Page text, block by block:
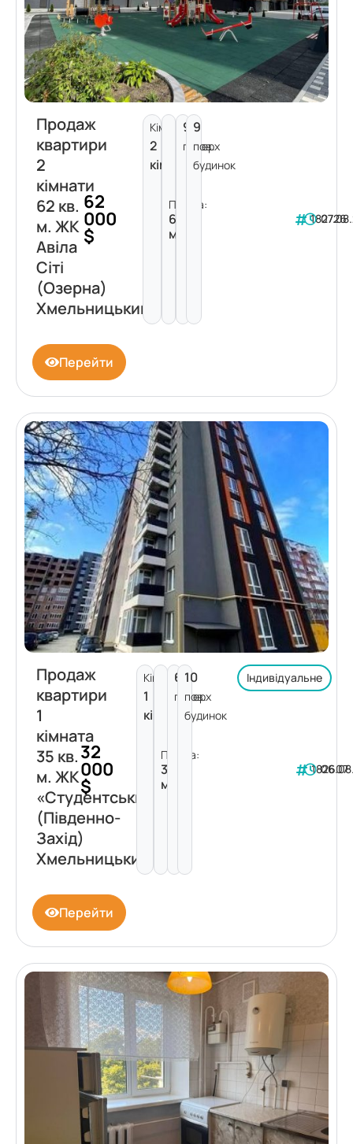
Продаж
квартири
2
кімнати
62 кв.
м. ЖК
Авіла
Сіті
(Озерна)
Хмельницький
62
000
$
Кімнат:
2
кімнати
Площа:
62
м²
9
поверх
9
пов.
будинок
182726
Перейти
Продаж
квартири
1
кімната
35 кв.
м. ЖК
«Студентський»
(Південно-
Захід)
Хмельницький
32
000
$
Кімнат:
1
кімната
Площа:
35
м²
6
поверх
10
пов.
будинок
Індивідуальне
182607
Перейти